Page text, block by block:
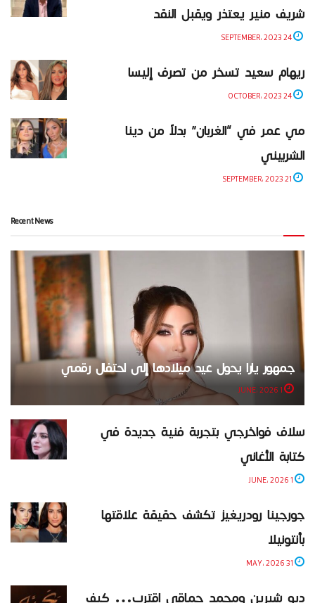
شريف منير يعتذر ويقبل النقد
ريهام سعيد تسخر من تصرف إليسا
مي عمر في “الغربان” بدلاً من دينا
الشربيني
Recent News
جمهور يارا يحول عيد ميلادها إلى احتفال رقمي
سلاف فواخرجي بتجربة فنية جديدة في
كتابة الأغاني
جورجينا رودريغيز تكشف حقيقة علاقتها
بأنتونيلا
ديو شيرين ومحمد حماقي اقترب… كيف